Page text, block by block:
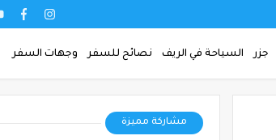
جزر السياحة في الريف نصائح للسفر وجهات السفر
مشاركة مميزة